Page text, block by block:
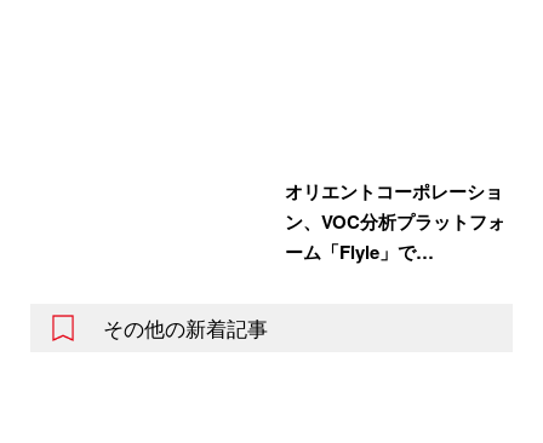
オリエントコーポレーショ
ン、VOC分析プラットフォ
ーム「Flyle」で…
その他の新着記事